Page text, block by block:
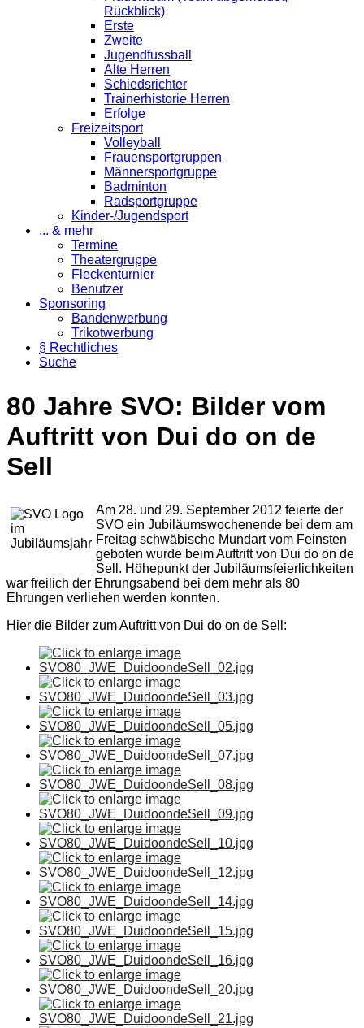
Rückblick)
Erste
Zweite
Jugendfussball
Alte Herren
Schiedsrichter
Trainerhistorie Herren
Erfolge
Freizeitsport
Volleyball
Frauensportgruppen
Männersportgruppe
Badminton
Radsportgruppe
Kinder-/Jugendsport
... & mehr
Termine
Theatergruppe
Fleckenturnier
Benutzer
Sponsoring
Bandenwerbung
Trikotwerbung
§ Rechtliches
Suche
80 Jahre SVO: Bilder vom
Auftritt von Dui do on de
Sell
Am 28. und 29. September 2012 feierte der
SVO ein Jubiläumswochenende bei dem am
Freitag schwäbische Mundart vom Feinsten
geboten wurde beim Auftritt von Dui do on de
Sell. Höhepunkt der Jubiläumsfeierlichkeiten
war freilich der Ehrungsabend bei dem mehr als 80
Ehrungen verliehen werden konnten.
Hier die Bilder zum Auftritt von Dui do on de Sell: